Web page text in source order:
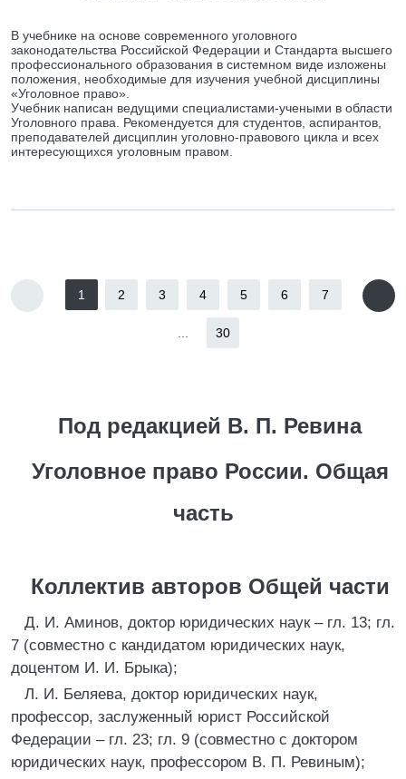
В учебнике на основе современного уголовного
законодательства Российской Федерации и Стандарта высшего
профессионального образования в системном виде изложены
положения, необходимые для изучения учебной дисциплины
«Уголовное право».
Учебник написан ведущими специалистами-учеными в области
Уголовного права. Рекомендуется для студентов, аспирантов,
преподавателей дисциплин уголовно-правового цикла и всех
интересующихся уголовным правом.
1 2 3 4 5 6 7
30
Под редакцией В. П. Ревина
Уголовное право России. Общая
часть
Коллектив авторов Общей части
Д. И. Аминов, доктор юридических наук – гл. 13; гл.
7 (совместно с кандидатом юридических наук,
доцентом И. И. Брыка);
Л. И. Беляева, доктор юридических наук,
профессор, заслуженный юрист Российской
Федерации – гл. 23; гл. 9 (совместно с доктором
юридических наук, профессором В. П. Ревиным);